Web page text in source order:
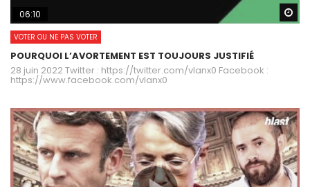
06:10
VOTER OU NE PAS VOTER
POURQUOI L’AVORTEMENT EST TOUJOURS JUSTIFIÉ
28 juin 2022 Twitter : https://twitter.com/vlanx0 Facebook :
https://www.facebook.com/vlanx0